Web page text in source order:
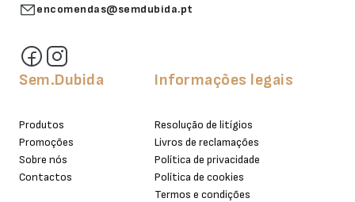
encomendas@semdubida.pt
Sem.Dubida
Produtos
Promoções
Sobre nós
Contactos
Informações legais
Resolução de litígios
Livros de reclamações
Política de privacidade
Política de cookies
Termos e condições